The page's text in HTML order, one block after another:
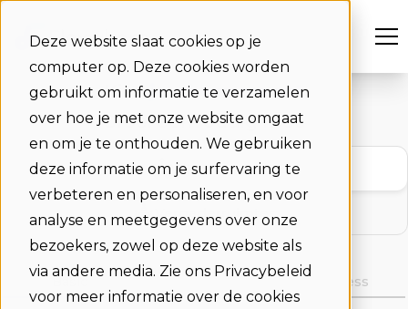
Deze website slaat cookies op je
computer op. Deze cookies worden
gebruikt om informatie te verzamelen
over hoe je met onze website omgaat
en om je te onthouden. We gebruiken
deze informatie om je surfervaring te
verbeteren en personaliseren, en voor
analyse en meetgegevens over onze
bezoekers, zowel op deze website als
via andere media. Zie ons Privacybeleid
voor meer informatie over de cookies
Kiesje abonnement
Groei eenvoudig mee
Basic Standard Business
Alles-in-één